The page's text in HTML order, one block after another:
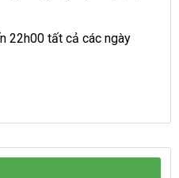
22h00 tất cả các ngày